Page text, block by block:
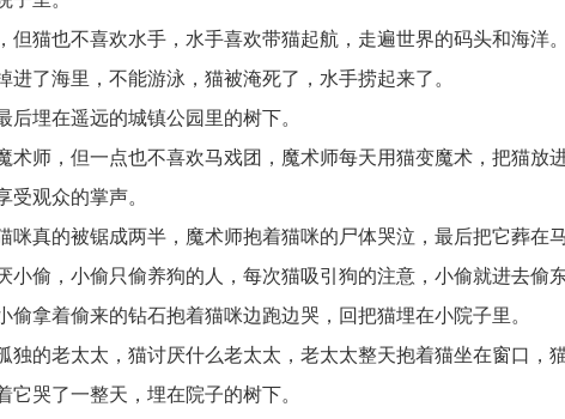
但猫也不喜欢水手，水手喜欢带猫起航，走遍世界的码头和海洋。
进了海里，不能游泳，猫被淹死了，水手捞起来了。
后埋在遥远的城镇公园里的树下。
术师，但一点也不喜欢马戏团，魔术师每天用猫变魔术，把猫放
受观众的掌声。
咪真的被锯成两半，魔术师抱着猫咪的尸体哭泣，最后把它葬在马
小偷，小偷只偷养狗的人，每次猫吸引狗的注意，小偷就进去偷东
偷拿着偷来的钻石抱着猫咪边跑边哭，回把猫埋在小院子里。
独的老太太，猫讨厌什么老太太，老太太整天抱着猫坐在窗口，
它哭了一整天，埋在院子的树下。